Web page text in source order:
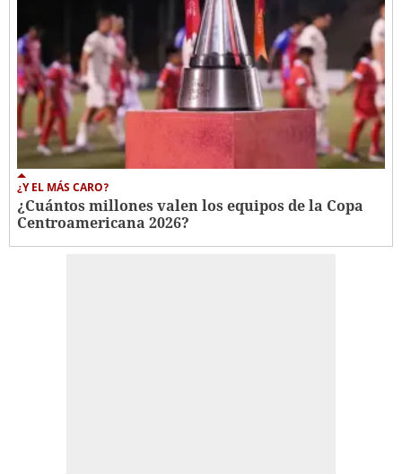
¿Y EL MÁS CARO?
¿Cuántos millones valen los equipos de la Copa
Centroamericana 2026?